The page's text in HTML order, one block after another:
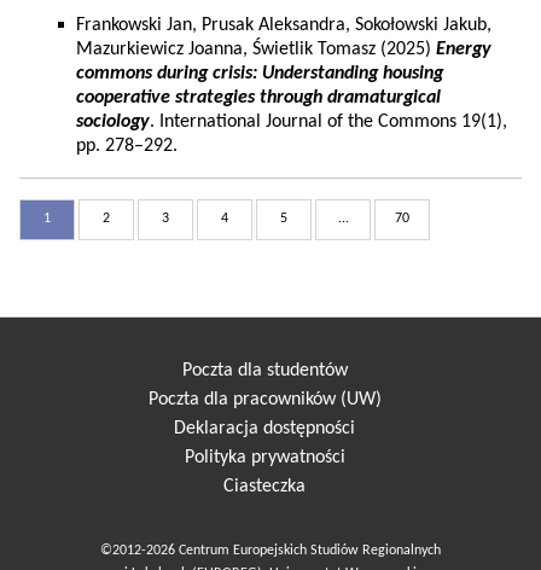
Frankowski Jan, Prusak Aleksandra, Sokołowski Jakub,
Mazurkiewicz Joanna, Świetlik Tomasz (2025) Energy
commons during crisis: Understanding housing
cooperative strategies through dramaturgical
sociology. International Journal of the Commons 19(1),
pp. 278–292.
1 2 3 4 5 ... 70
Poczta dla studentów
Poczta dla pracowników (UW)
Deklaracja dostępności
Polityka prywatności
Ciasteczka
©2012-2026 Centrum Europejskich Studiów Regionalnych